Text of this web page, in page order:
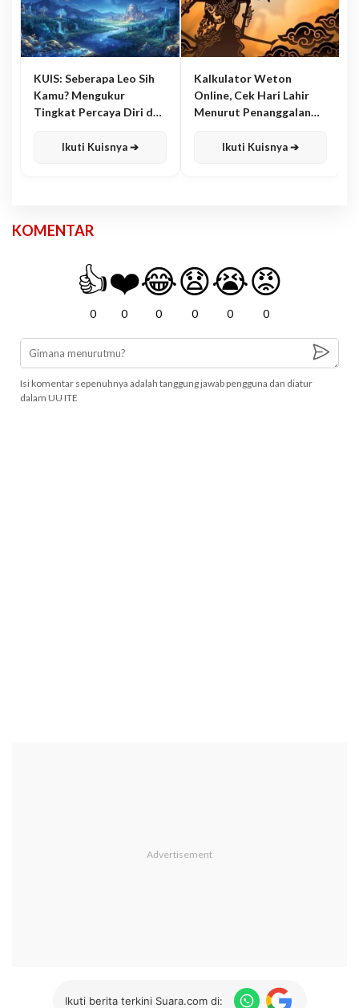
KUIS: Seberapa Leo Sih
Kamu? Mengukur
Tingkat Percaya Diri dan
Ikuti Kuisnya ➔
Kalkulator Weton
Online, Cek Hari Lahir
Menurut Penanggalan
Ikuti Kuisnya ➔
KOMENTAR
👍
0
❤️
0
😂
0
😧
0
😭
0
😡
0
Isi komentar sepenuhnya adalah tanggung jawab pengguna dan diatur
dalam UU ITE
Ikuti berita terkini Suara.com di: